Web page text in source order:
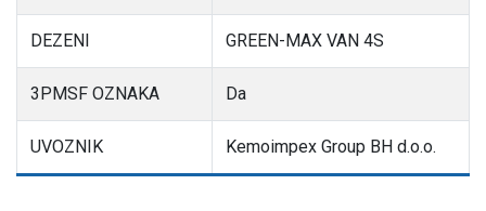
DEZENI GREEN-MAX VAN 4S
3PMSF OZNAKA Da
UVOZNIK Kemoimpex Group BH d.o.o.